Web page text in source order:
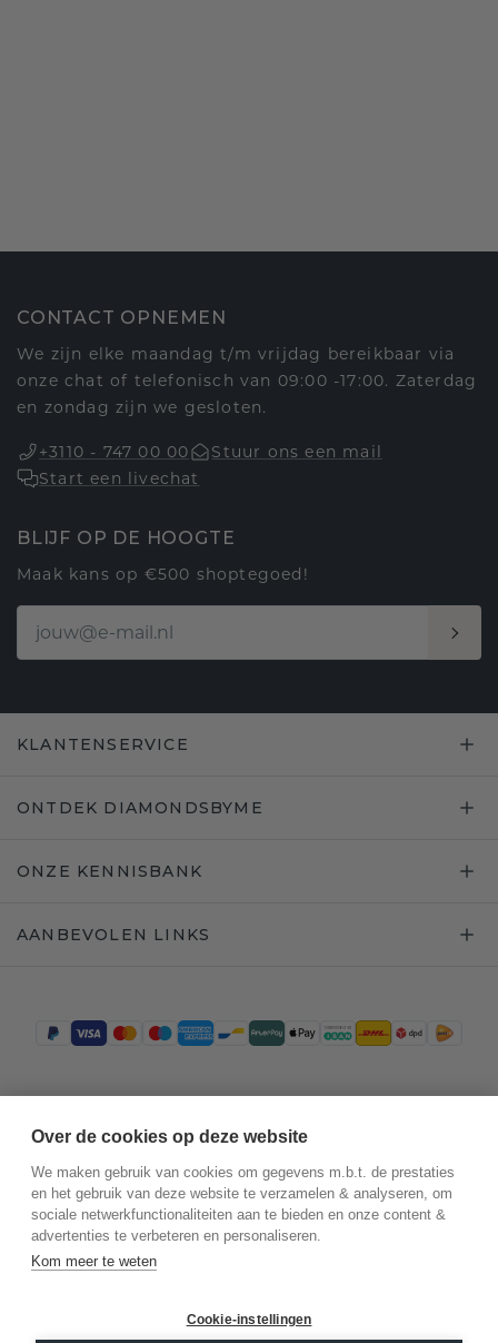
CONTACT OPNEMEN
We zijn elke maandag t/m vrijdag bereikbaar via
onze chat of telefonisch van 09:00 -17:00. Zaterdag
en zondag zijn we gesloten.
+3110 - 747 00 00
Stuur ons een mail
Start een livechat
BLIJF OP DE HOOGTE
Maak kans op €500 shoptegoed!
KLANTENSERVICE
ONTDEK DIAMONDSBYME
ONZE KENNISBANK
AANBEVOLEN LINKS
©2026.DiamondsByMe
Over de cookies op deze website
We maken gebruik van cookies om gegevens m.b.t. de prestaties
en het gebruik van deze website te verzamelen & analyseren, om
sociale netwerkfunctionaliteiten aan te bieden en onze content &
advertenties te verbeteren en personaliseren.
Kom meer te weten
Cookie-instellingen